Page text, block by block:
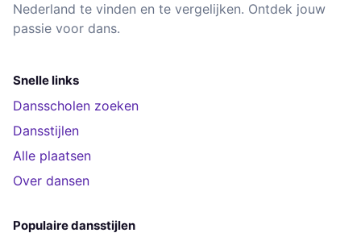
Nederland te vinden en te vergelijken. Ontdek jouw
passie voor dans.
Snelle links
Dansscholen zoeken
Dansstijlen
Alle plaatsen
Over dansen
Populaire dansstijlen